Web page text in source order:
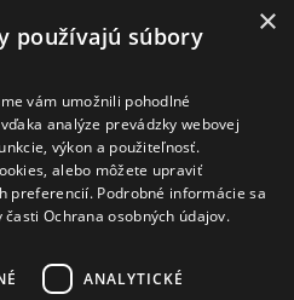
×
používajú súbory
vám umožnili pohodlné
analýze prevádzky webovej
výkon a použiteľnosť.
alebo môžete upraviť
preferencií. Podrobné informácie sa
Ochrana osobných údajov.
ANALYTICKÉ